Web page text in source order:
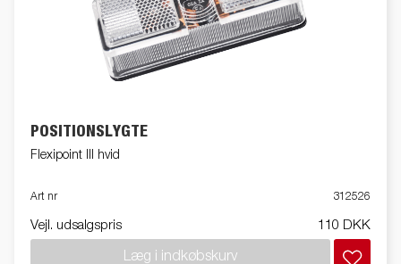
POSITIONSLYGTE
Flexipoint III hvid
Art nr 312526
Vejl. udsalgspris 110 DKK
Læg i indkøbskurv